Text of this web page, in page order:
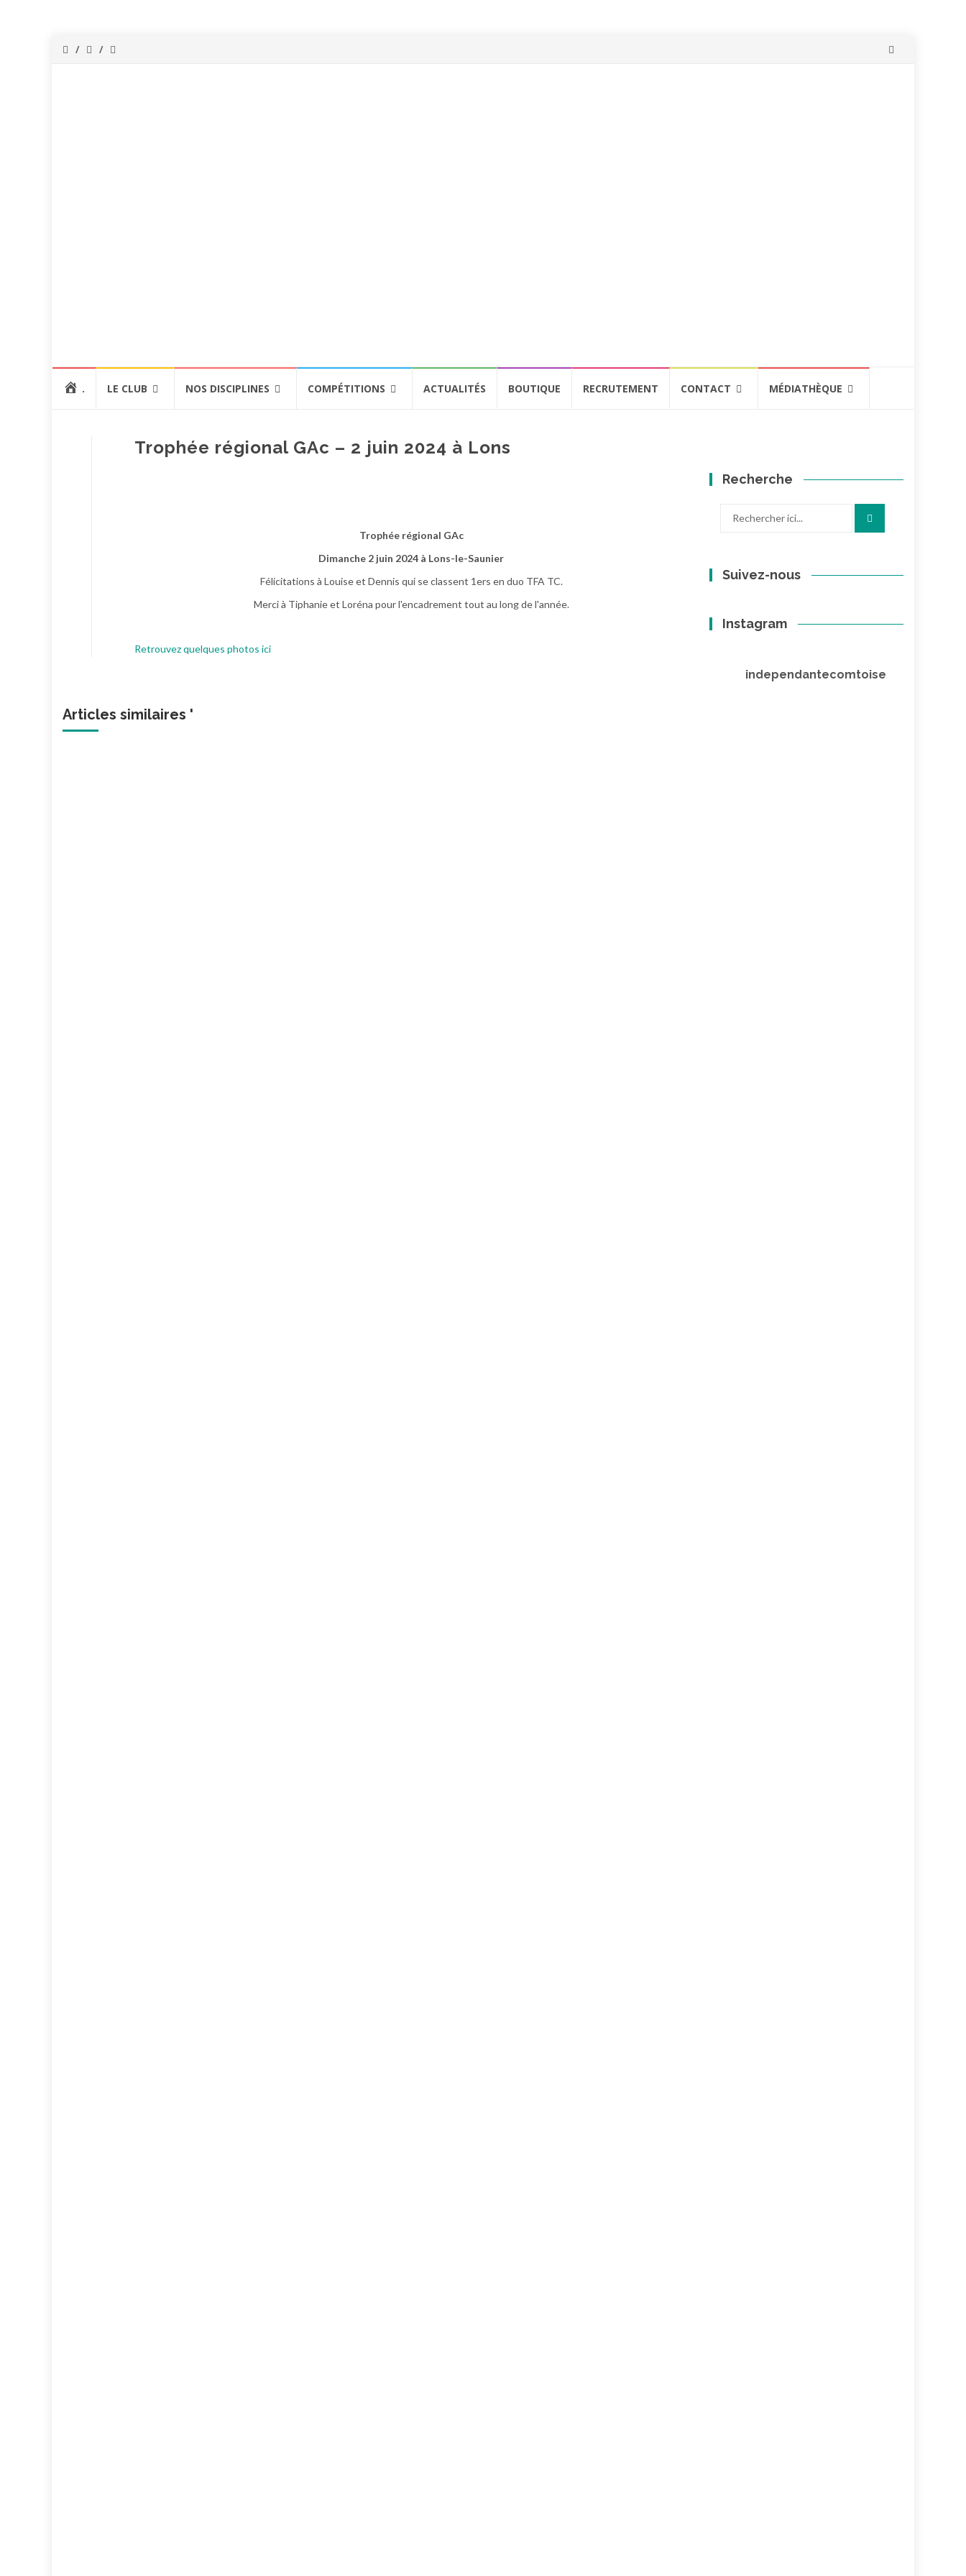
. LE CLUB NOS DISCIPLINES COMPÉTITIONS ACTUALITÉS BOUTIQUE RECRUTEMENT CONTACT MÉDIATHÈQUE
Trophée régional GAc – 2 juin 2024 à Lons
Trophée régional GAc
Dimanche 2 juin 2024 à Lons-le-Saunier
Félicitations à Louise et Dennis qui se classent 1ers en duo TFA TC.
Merci à Tiphanie et Loréna pour l'encadrement tout au long de l'année.
Retrouvez quelques photos ici
Articles similaires '
Recherche
Suivez-nous
Instagram
independantecomtoise